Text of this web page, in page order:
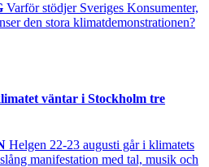
Varför stödjer Sveriges Konsumenter,
den stora klimatdemonstrationen?
väntar i Stockholm tre
Helgen 22-23 augusti går i klimatets
manifestation med tal, musik och